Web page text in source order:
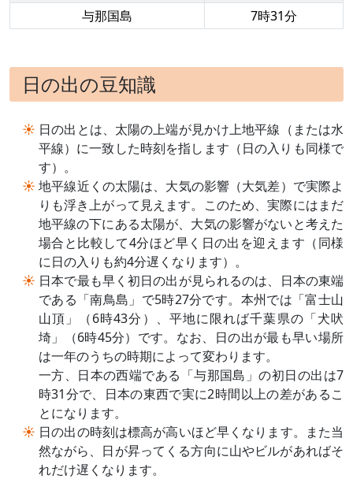
与那国島
7時31分
日の出の豆知識
日の出とは、太陽の上端が見かけ上地平線（または水
平線）に一致した時刻を指します（日の入りも同様で
す）。
地平線近くの太陽は、大気の影響（大気差）で実際よ
りも浮き上がって見えます。このため、実際にはまだ
地平線の下にある太陽が、大気の影響がないと考えた
場合と比較して4分ほど早く日の出を迎えます（同様
に日の入りも約4分遅くなります）。
日本で最も早く初日の出が見られるのは、日本の東端
である「南鳥島」で5時27分です。本州では「富士山
山頂」（6時43分）、平地に限れば千葉県の「犬吠
埼」（6時45分）です。なお、日の出が最も早い場所
は一年のうちの時期によって変わります。
一方、日本の西端である「与那国島」の初日の出は7
時31分で、日本の東西で実に2時間以上の差があるこ
とになります。
日の出の時刻は標高が高いほど早くなります。また当
然ながら、日が昇ってくる方向に山やビルがあればそ
れだけ遅くなります。